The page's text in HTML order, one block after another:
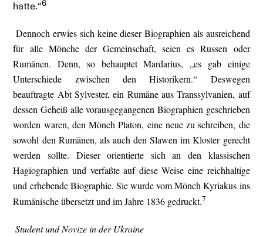
hatte.“6
Dennoch erwies sich keine dieser Biographien als ausreichend
für alle Mönche der Gemeinschaft, seien es Russen oder
Rumänen. Denn, so behauptet Mardarius, „es gab einige
Unterschiede zwischen den Historikern.“ Deswegen
beauftragte Abt Sylvester, ein Rumäne aus Transsylvanien, auf
dessen Geheiß alle vorausgegangenen Biographien geschrieben
worden waren, den Mönch Platon, eine neue zu schreiben, die
sowohl den Rumänen, als auch den Slawen im Kloster gerecht
werden sollte. Dieser orientierte sich an den klassischen
Hagiographien und verfaßte auf diese Weise eine reichhaltige
und erhebende Biographie. Sie wurde vom Mönch Kyriakus ins
Rumänische übersetzt und im Jahre 1836 gedruckt.7
Student und Novize in der Ukraine